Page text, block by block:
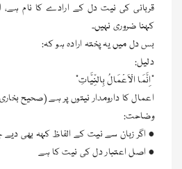
قربانی کی نیت دل کے ارادے کا نام
کہنا ضروری نہیں۔
بس دل میں یہ پختہ ارادہ ہو کہ:
دلیل:
“اِنَّمَا الْاَعْمَالُ بِالنِّيَّاتِ”
اعمال کا دارومدار نیتوں پر ہے (صحیح
وضاحت:
• اگر زبان سے نیت کے الفاظ کہہ بھی دیے
• اصل اعتبار دل کی نیت کا ہے